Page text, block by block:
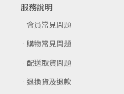
服務說明
會員常見問題
購物常見問題
配送取貨問題
退換貨及退款